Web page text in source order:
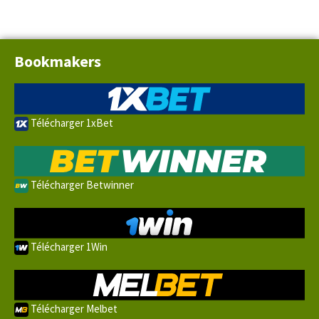
Bookmakers
Télécharger 1xBet
Télécharger Betwinner
Télécharger 1Win
Télécharger Melbet